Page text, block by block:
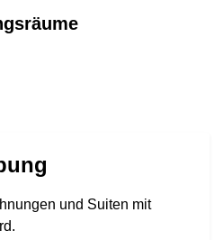
und Suiten mit